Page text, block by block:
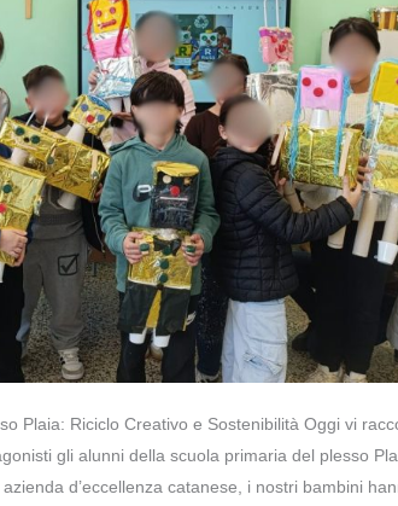
Plaia: Riciclo Creativo e Sostenibilità Oggi vi
gli alunni della scuola primaria del plesso
d’eccellenza catanese, i nostri bambini